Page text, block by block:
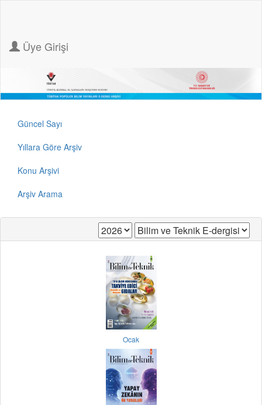
Üye Girişi
Güncel Sayı
Yıllara Göre Arşiv
Konu Arşivi
Arşiv Arama
Ocak